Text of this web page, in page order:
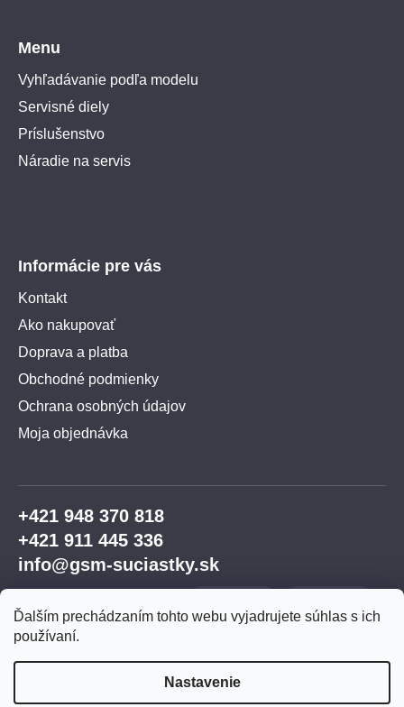
Ďalším prechádzaním tohto webu vyjadrujete súhlas s ich
používaní.
Nastavenie
Menu
Vyhľadávanie podľa modelu
Servisné diely
Príslušenstvo
Náradie na servis
Informácie pre vás
Kontakt
Ako nakupovať
Doprava a platba
Obchodné podmienky
Ochrana osobných údajov
Moja objednávka
+421 948 370 818
+421 911 445 336
info@gsm-suciastky.sk